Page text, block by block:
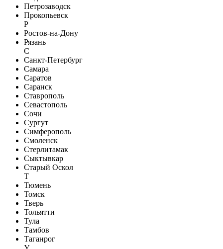
Петрозаводск
Прокопьевск
Р
Ростов-на-Дону
Рязань
С
Санкт-Петербург
Самара
Саратов
Саранск
Ставрополь
Севастополь
Сочи
Сургут
Симферополь
Смоленск
Стерлитамак
Сыктывкар
Старый Оскол
Т
Тюмень
Томск
Тверь
Тольятти
Тула
Тамбов
Таганрог